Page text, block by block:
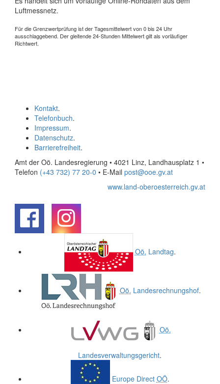
Luftmessnetz.
Für die Grenzwertprüfung ist der Tagesmittelwert von 0 bis 24 Uhr
ausschlaggebend. Der gleitende 24-Stunden Mittelwert gilt als vorläufiger
Richtwert.
Kontakt.
Telefonbuch.
Impressum.
Datenschutz.
Barrierefreiheit.
Amt der Oö. Landesregierung • 4021 Linz, Landhausplatz 1 •
Telefon (+43 732) 77 20-0 • E-Mail post@ooe.gv.at
www.land-oberoesterreich.gv.at
Oö. Landtag.
Oö. Landesrechnungshof.
Oö.
Landesverwaltungsgericht.
Europe Direct OÖ.